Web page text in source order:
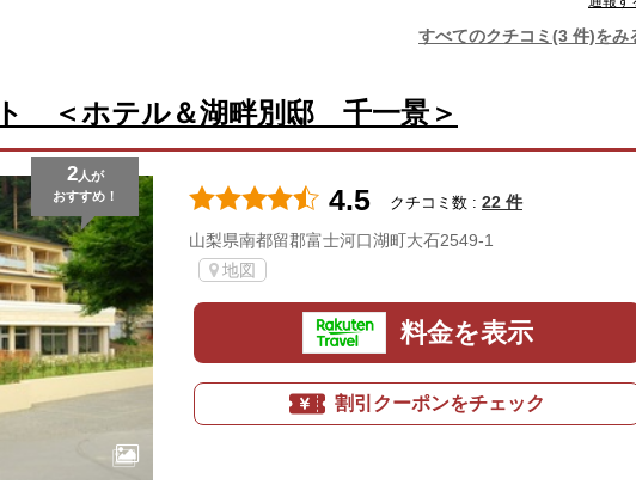
すべてのクチコミ(3 件)をみ
＜ホテル＆湖畔別邸 千一景＞
2人が
おすすめ！
4.5 クチコミ数 : 22 件
山梨県南都留郡富士河口湖町大石2549-1
地図
料金を表示
割引クーポンをチェック